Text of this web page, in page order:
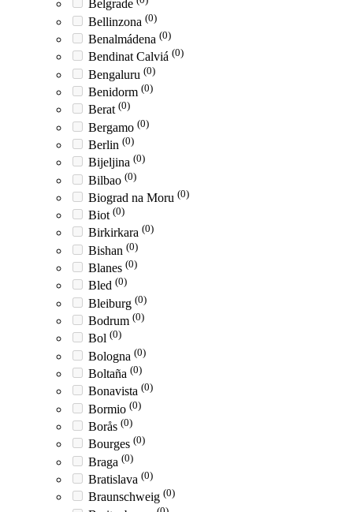
Belgrade
Bellinzona (0)
Benalmádena (0)
Bendinat Calviá (0)
Bengaluru (0)
Benidorm (0)
Berat (0)
Bergamo (0)
Berlin (0)
Bijeljina (0)
Bilbao (0)
Biograd na Moru (0)
Biot (0)
Birkirkara (0)
Bishan (0)
Blanes (0)
Bled (0)
Bleiburg (0)
Bodrum (0)
Bol (0)
Bologna (0)
Boltaña (0)
Bonavista (0)
Bormio (0)
Borås (0)
Bourges (0)
Braga (0)
Bratislava (0)
Braunschweig (0)